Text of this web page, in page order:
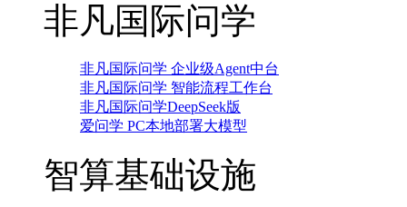
非凡国际问学
非凡国际问学 企业级Agent中台
非凡国际问学 智能流程工作台
非凡国际问学DeepSeek版
爱问学 PC本地部署大模型
智算基础设施